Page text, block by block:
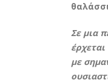
Σε μια
με